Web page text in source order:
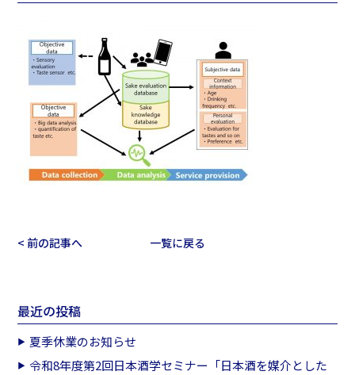
< 前の記事へ 一覧に戻る
最近の投稿
夏季休業のお知らせ
令和8年度第2回日本酒学セミナー「日本酒を媒介とした